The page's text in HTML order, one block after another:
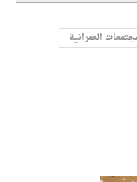
العمرانية